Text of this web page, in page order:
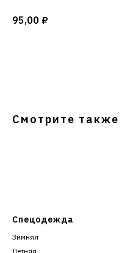
95,00 ₽
Смотрите также
Спецодежда
Зимняя
Летняя